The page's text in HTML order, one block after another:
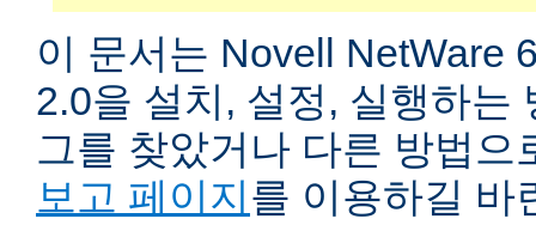
이 문서는 Novell NetWare
2.0을 설치, 설정, 실행하는
그를 찾았거나 다른 방법
보고 페이지를 이용하길 바